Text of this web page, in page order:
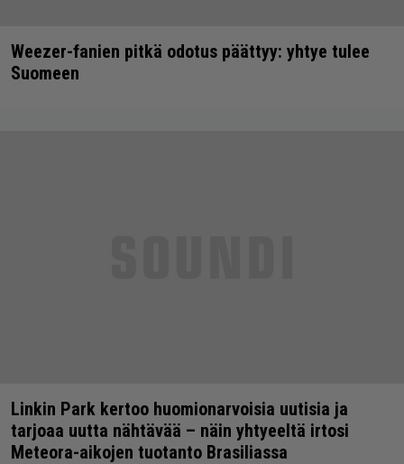
Weezer-fanien pitkä odotus päättyy: yhtye tulee
Suomeen
Linkin Park kertoo huomionarvoisia uutisia ja
tarjoaa uutta nähtävää – näin yhtyeeltä irtosi
Meteora-aikojen tuotanto Brasiliassa